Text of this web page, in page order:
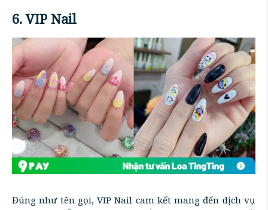
6. VIP Nail
Đúng như tên gọi, VIP Nail cam kết mang đến dịch vụ